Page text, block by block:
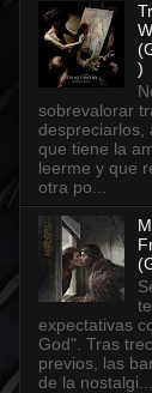
)
sobrevalorar
despreciarlos,
que tiene la
leerme y que
otra po...
expectativas
God". Tras
previos, las
de la nostalgi...